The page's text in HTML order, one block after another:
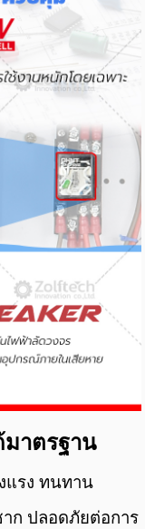
าตรฐาน
แรง ทนทาน
ก ปลอดภัยต่อการ